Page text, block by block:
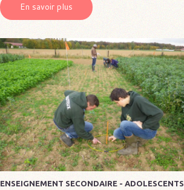
En savoir plus
ENSEIGNEMENT SECONDAIRE - ADOLESCENTS